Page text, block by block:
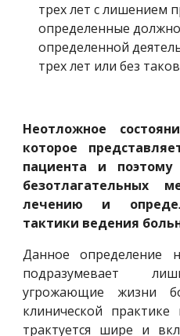
трех лет с лишением
определенные
определенной
трех лет или без
Неотложное
которое
пациента и поэтому
безотлагательных
лечению и
тактики ведения
Данное определение
подразумевает
угрожающие жизни
клинической практике
трактуется шире и